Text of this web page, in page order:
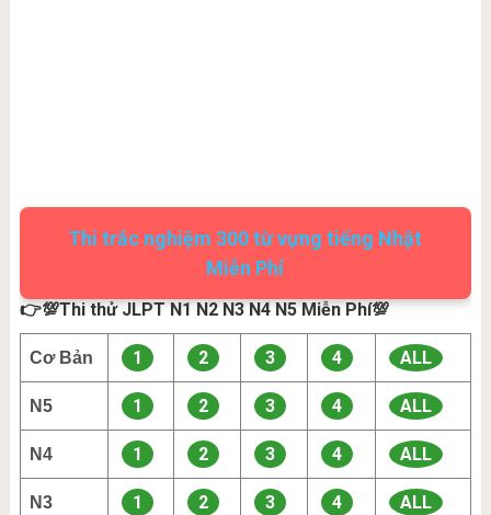
Thi trắc nghiệm 300 từ vựng tiếng Nhật
Miễn Phí
👉💯Thi thử JLPT N1 N2 N3 N4 N5 Miễn Phí💯
Cơ Bản 1 2 3 4 ALL
N5 1 2 3 4 ALL
N4 1 2 3 4 ALL
N3 1 2 3 4 ALL